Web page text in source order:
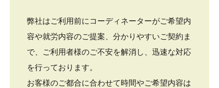
弊社はご利用前にコーディネーターがご希望内
容や就労内容のご提案、分かりやすいご契約ま
で、ご利用者様のご不安を解消し、迅速な対応
を行っております。
お客様のご都合に合わせて時間やご希望内容は